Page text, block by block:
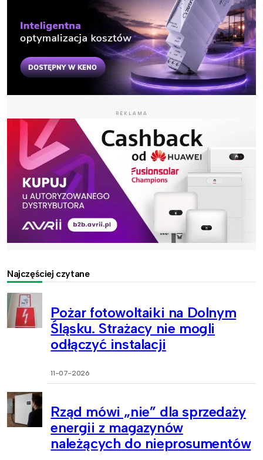
REKLAMA
Najczęściej czytane
Pożar fotowoltaiki na Dolnym
Śląsku. Strażacy nie mogli
odłączyć instalacji
11-07-2026
Rząd mówi „nie” dla sprzedaży
energii z magazynów
należących do nieprosumentów